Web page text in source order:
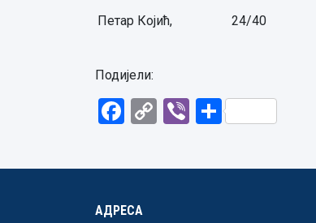
Петар Којић, 24/40
Подијели:
Facebook
CopyViberShare
АДРЕСА